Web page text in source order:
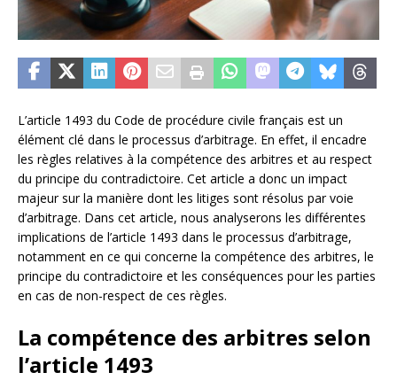
L’article 1493 du Code de procédure civile français est un
élément clé dans le processus d’arbitrage. En effet, il encadre
les règles relatives à la compétence des arbitres et au respect
du principe du contradictoire. Cet article a donc un impact
majeur sur la manière dont les litiges sont résolus par voie
d’arbitrage. Dans cet article, nous analyserons les différentes
implications de l’article 1493 dans le processus d’arbitrage,
notamment en ce qui concerne la compétence des arbitres, le
principe du contradictoire et les conséquences pour les parties
en cas de non-respect de ces règles.
La compétence des arbitres selon
l’article 1493